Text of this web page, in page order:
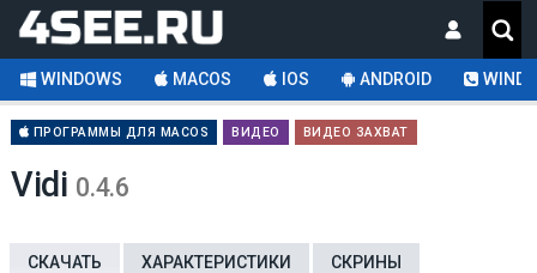
WINDOWS MACOS IOS ANDROID
ПРОГРАММЫ ДЛЯ MACOS ВИДЕО ВИДЕО ЗАХВАТ
Vidi 0.4.6
СКАЧАТЬ ХАРАКТЕРИСТИКИ СКРИНЫ